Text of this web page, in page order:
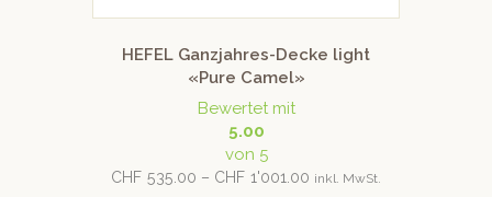
HEFEL Ganzjahres-Decke light
«Pure Camel»
Bewertet mit
5.00
von 5
CHF 535.00 – CHF 1'001.00 inkl. MwSt.